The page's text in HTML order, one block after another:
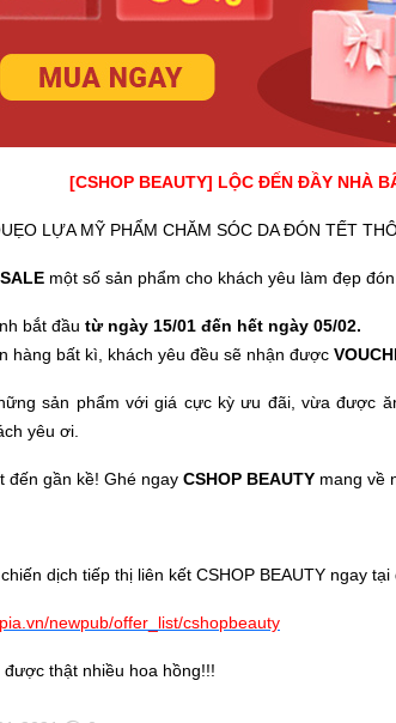
[CSHOP BEAUTY] LỘC ĐẾN ĐẦY NHÀ
LỰA MỸ PHẨM CHĂM SÓC DA ĐÓN TẾT
một số sản phẩm cho khách yêu làm đẹp đón
bắt đầu từ ngày 15/01 đến hết ngày 05/02.
hàng bất kì, khách yêu đều sẽ nhận được
sản phẩm với giá cực kỳ ưu đãi, vừa được
yêu ơi.
đến gần kề! Ghé ngay CSHOP BEAUTY mang về
dịch tiếp thị liên kết CSHOP BEAUTY ngay tại
newpub/offer_list/cshopbeauty
thật nhiều hoa hồng!!!